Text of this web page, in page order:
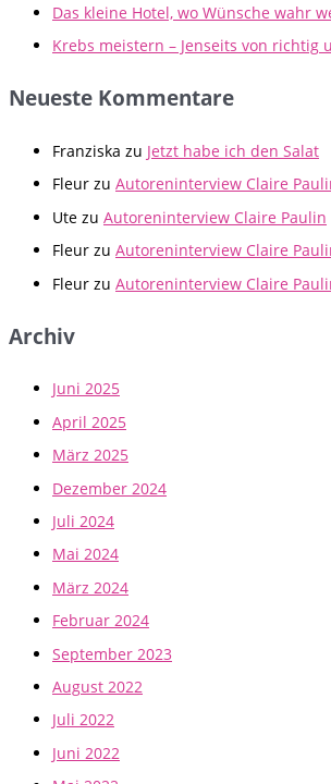
Das kleine Hotel, wo Wünsche wahr
Krebs meistern – Jenseits von richtig
Neueste Kommentare
Franziska zu Jetzt habe ich den Salat
Fleur zu Autoreninterview Claire
Ute zu Autoreninterview Claire Paulin
Fleur zu Autoreninterview Claire
Fleur zu Autoreninterview Claire
Archiv
Juni 2025
April 2025
März 2025
Dezember 2024
Juli 2024
Mai 2024
März 2024
Februar 2024
September 2023
August 2022
Juli 2022
Juni 2022